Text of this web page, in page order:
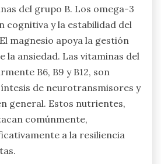
nutrientes raros
para mejorar
mental?